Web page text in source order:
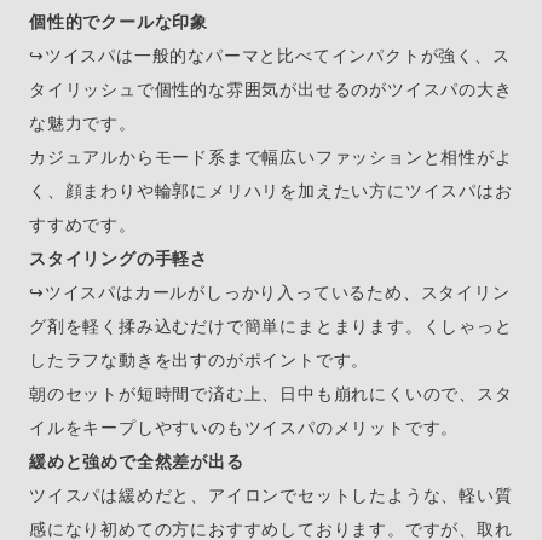
個性的でクールな印象
↪︎ツイスパは一般的なパーマと比べてインパクトが強く、ス
タイリッシュで個性的な雰囲気が出せるのがツイスパの大き
な魅力です。
カジュアルからモード系まで幅広いファッションと相性がよ
く、顔まわりや輪郭にメリハリを加えたい方にツイスパはお
すすめです。
スタイリングの手軽さ
↪︎ツイスパはカールがしっかり入っているため、スタイリン
グ剤を軽く揉み込むだけで簡単にまとまります。くしゃっと
したラフな動きを出すのがポイントです。
朝のセットが短時間で済む上、日中も崩れにくいので、スタ
イルをキープしやすいのもツイスパのメリットです。
緩めと強めで全然差が出る
ツイスパは緩めだと、アイロンでセットしたような、軽い質
感になり初めての方におすすめしております。ですが、取れ